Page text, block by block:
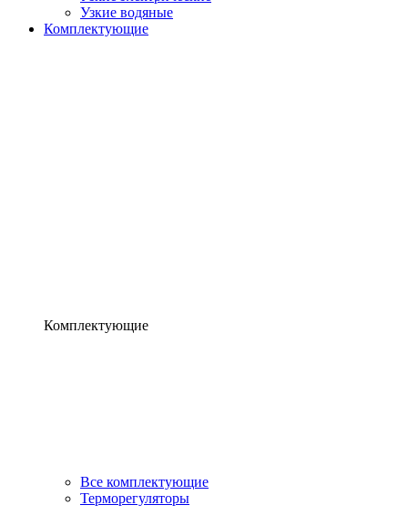
Узкие водяные
Комплектующие
Комплектующие
Все комплектующие
Терморегуляторы